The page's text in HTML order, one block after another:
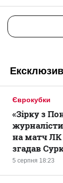
Ексклюзив
Єврокубки
5 серпня 18:23
«Зірку з
на матч ЛК
згадав